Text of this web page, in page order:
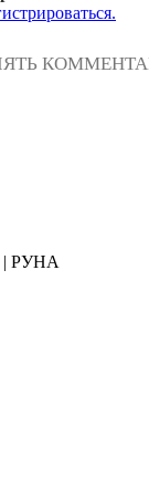
| РУНА